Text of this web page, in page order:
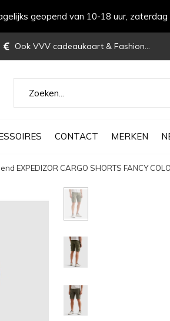
CONTACT MERKEN
Ook VVV cadeaukaart & Fashioncheque
geopend van 10-18 uur,
EXPEDIZOR CARGO SHORTS FANCY